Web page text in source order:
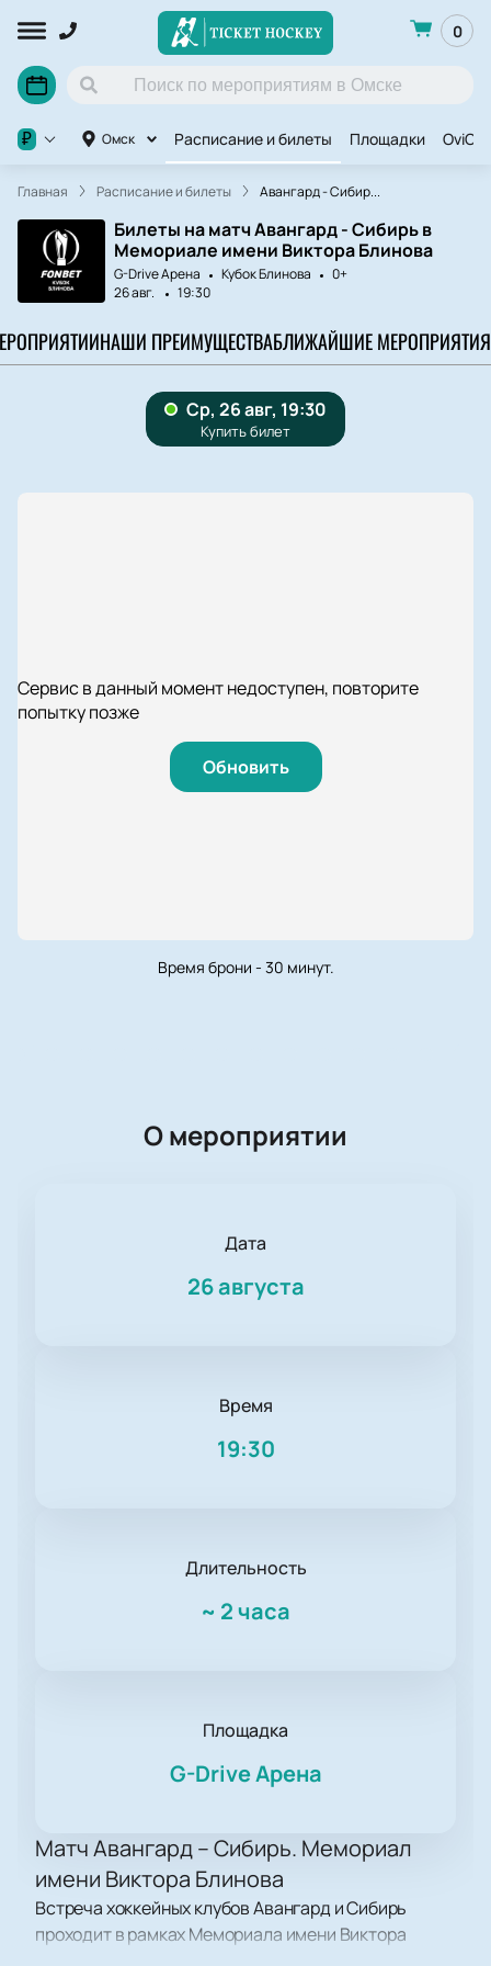
0
Омск Расписание и билеты Площадки
₽
Главная Расписание и билеты Авангард - Сибир...
Билеты на матч Авангард - Сибирь в
Мемориале имени Виктора Блинова
G-Drive Арена Кубок Блинова
0+
26 авг.
19:30
НАШИ ПРЕИМУЩЕСТВАБЛИЖАЙШИЕ МЕРОПРИЯТИЯ
Сервис в данный момент недоступен, повторите
попытку позже
Обновить
Время брони - 30 минут.
О мероприятии
Дата
26 августа
Время
19:30
Длительность
~ 2 часа
Площадка
G-Drive Арена
Матч Авангард – Сибирь. Мемориал
имени Виктора Блинова
Встреча хоккейных клубов Авангард и Сибирь
проходит в рамках Мемориала имени Виктора